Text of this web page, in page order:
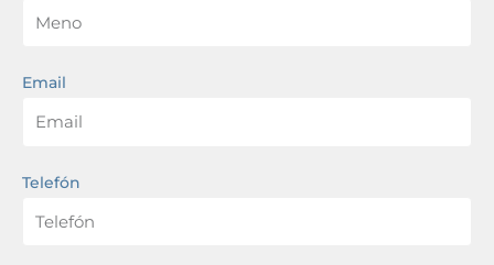
Email
Telefón